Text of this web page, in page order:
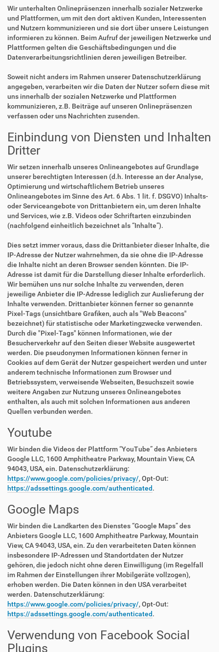
Wir unterhalten Onlinepräsenzen innerhalb sozialer Netzwerke
und Plattformen, um mit den dort aktiven Kunden, Interessenten
und Nutzern kommunizieren und sie dort über unsere Leistungen
informieren zu können. Beim Aufruf der jeweiligen Netzwerke und
Plattformen gelten die Geschäftsbedingungen und die
Datenverarbeitungsrichtlinien deren jeweiligen Betreiber.
Soweit nicht anders im Rahmen unserer Datenschutzerklärung
angegeben, verarbeiten wir die Daten der Nutzer sofern diese mit
uns innerhalb der sozialen Netzwerke und Plattformen
kommunizieren, z.B. Beiträge auf unseren Onlinepräsenzen
verfassen oder uns Nachrichten zusenden.
Einbindung von Diensten und Inhalten
Dritter
Wir setzen innerhalb unseres Onlineangebotes auf Grundlage
unserer berechtigten Interessen (d.h. Interesse an der Analyse,
Optimierung und wirtschaftlichem Betrieb unseres
Onlineangebotes im Sinne des Art. 6 Abs. 1 lit. f. DSGVO) Inhalts-
oder Serviceangebote von Drittanbietern ein, um deren Inhalte
und Services, wie z.B. Videos oder Schriftarten einzubinden
(nachfolgend einheitlich bezeichnet als “Inhalte”).
Dies setzt immer voraus, dass die Drittanbieter dieser Inhalte, die
IP-Adresse der Nutzer wahrnehmen, da sie ohne die IP-Adresse
die Inhalte nicht an deren Browser senden könnten. Die IP-
Adresse ist damit für die Darstellung dieser Inhalte erforderlich.
Wir bemühen uns nur solche Inhalte zu verwenden, deren
jeweilige Anbieter die IP-Adresse lediglich zur Auslieferung der
Inhalte verwenden. Drittanbieter können ferner so genannte
Pixel-Tags (unsichtbare Grafiken, auch als "Web Beacons"
bezeichnet) für statistische oder Marketingzwecke verwenden.
Durch die "Pixel-Tags" können Informationen, wie der
Besucherverkehr auf den Seiten dieser Website ausgewertet
werden. Die pseudonymen Informationen können ferner in
Cookies auf dem Gerät der Nutzer gespeichert werden und unter
anderem technische Informationen zum Browser und
Betriebssystem, verweisende Webseiten, Besuchszeit sowie
weitere Angaben zur Nutzung unseres Onlineangebotes
enthalten, als auch mit solchen Informationen aus anderen
Quellen verbunden werden.
Youtube
Wir binden die Videos der Plattform “YouTube” des Anbieters
Google LLC, 1600 Amphitheatre Parkway, Mountain View, CA
94043, USA, ein. Datenschutzerklärung:
https://www.google.com/policies/privacy/, Opt-Out:
https://adssettings.google.com/authenticated.
Google Maps
Wir binden die Landkarten des Dienstes “Google Maps” des
Anbieters Google LLC, 1600 Amphitheatre Parkway, Mountain
View, CA 94043, USA, ein. Zu den verarbeiteten Daten können
insbesondere IP-Adressen und Standortdaten der Nutzer
gehören, die jedoch nicht ohne deren Einwilligung (im Regelfall
im Rahmen der Einstellungen ihrer Mobilgeräte vollzogen),
erhoben werden. Die Daten können in den USA verarbeitet
werden. Datenschutzerklärung:
https://www.google.com/policies/privacy/, Opt-Out:
https://adssettings.google.com/authenticated.
Verwendung von Facebook Social
Plugins